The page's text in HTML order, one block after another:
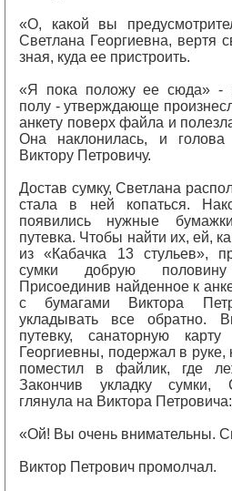
«О, какой вы
Светлана Георгиевна, вертя
зная, куда ее пристроить.
«Я пока положу ее сюда» -
полу - утверждающе
анкету поверх файла и
Она наклонилась, и
Виктору Петровичу.
Достав сумку, Светлана
стала в ней копаться.
появились нужные
путевка. Чтобы найти их, ей,
из «Кабачка 13 стульев»,
сумки добрую
Присоединив найденное к
с бумагами Виктора
укладывать все обратно.
путевку, санаторную
Георгиевны, подержал в
поместил в файлик, где
Закончив укладку сумки,
глянула на Виктора Петровича:
«Ой! Вы очень внимательны.
Виктор Петрович промолчал.